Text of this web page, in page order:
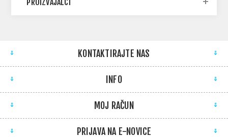
KONTAKTIRAJTE NAS
INFO
MOJ RAČUN
PRIJAVA NA E-NOVICE